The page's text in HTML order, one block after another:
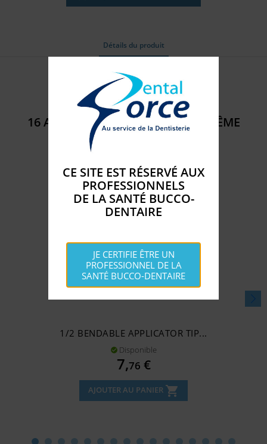
Détails du produit
Référence
16 AUTRES PRODUITS DANS LA MÊME
CATÉGORIE :
1/2 BENDABLE APPLICATOR TIP...
 Disponible
Prix
7,76 €
AJOUTER AU PANIER shopping_cart
CE SITE EST RÉSERVÉ AUX
PROFESSIONNELS
DE LA SANTÉ BUCCO-
DENTAIRE
JE CERTIFIE ÊTRE UN
PROFESSIONNEL DE LA
SANTÉ BUCCO-DENTAIRE